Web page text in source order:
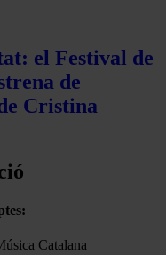
el Festival de
de
Cristina
Catalana